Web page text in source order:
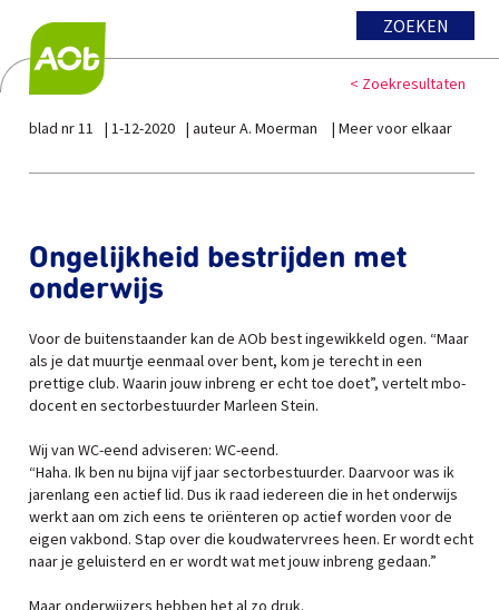
ZOEKEN
< Zoekresultaten
blad nr 11 1-12-2020 auteur A. Moerman Meer voor elkaar
Ongelijkheid bestrijden met
onderwijs
Voor de buitenstaander kan de AOb best ingewikkeld ogen. “Maar
als je dat muurtje eenmaal over bent, kom je terecht in een
prettige club. Waarin jouw inbreng er echt toe doet”, vertelt mbo-
docent en sectorbestuurder Marleen Stein.
Wij van WC-eend adviseren: WC-eend.
“Haha. Ik ben nu bijna vijf jaar sectorbestuurder. Daarvoor was ik
jarenlang een actief lid. Dus ik raad iedereen die in het onderwijs
werkt aan om zich eens te oriënteren op actief worden voor de
eigen vakbond. Stap over die koudwatervrees heen. Er wordt echt
naar je geluisterd en er wordt wat met jouw inbreng gedaan.”
Maar onderwijzers hebben het al zo druk.